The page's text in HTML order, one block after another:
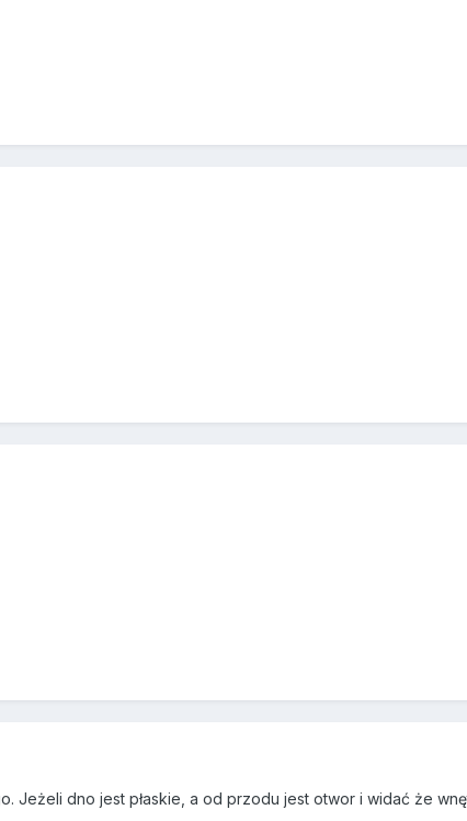
Jeżeli dno jest płaskie, a od przodu jest otwor i widać że